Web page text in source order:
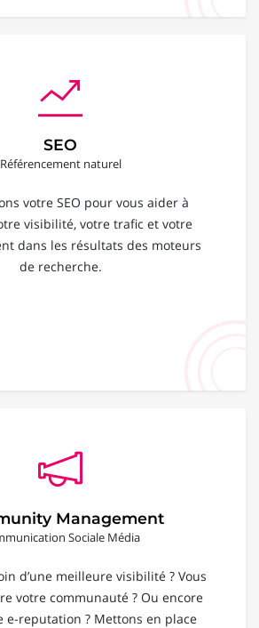
SEO
Référencement naturel
votre SEO pour vous aider à
visibilité, votre trafic et votre
dans les résultats des moteurs
de recherche.
Management
Sociale Média
d’une meilleure visibilité ? Vous
votre communauté ? Ou encore
e-reputation ? Mettons en place